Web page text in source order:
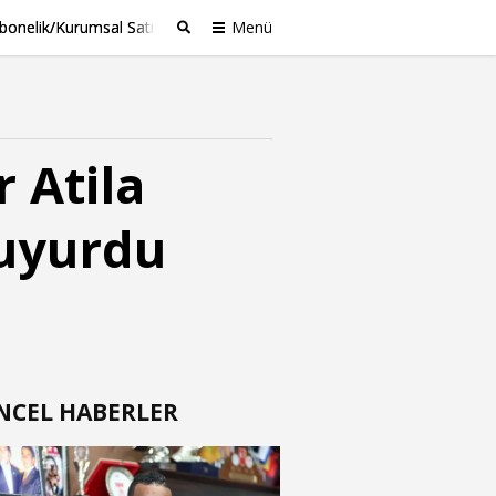
Kurumsal Satış Menü
Atila
HABERLER